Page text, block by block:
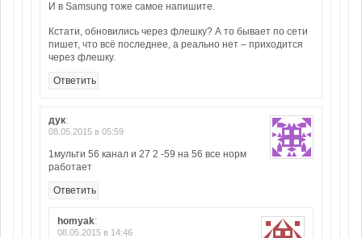
И в Samsung тоже самое напишите.
Кстати, обновились через флешку? А то бывает по сети
пишет, что всё последнее, а реально нет – приходится
через флешку.
Ответить
дук:
08.05.2015 в 05:59
1мульти 56 канал и 27 2 -59 на 56 все норм
работает
Ответить
homyak:
08.05.2015 в 14:46